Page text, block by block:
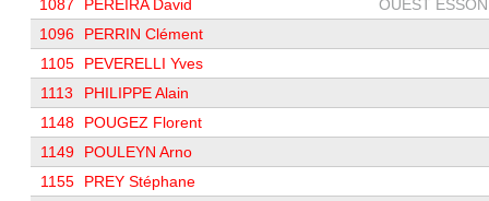
1087 PEREIRA David
OUEST
1096
PERRIN Clément
1105
PEVERELLI Yves
1113
PHILIPPE Alain
1148
POUGEZ Florent
1149
POULEYN Arno
1155
PREY Stéphane